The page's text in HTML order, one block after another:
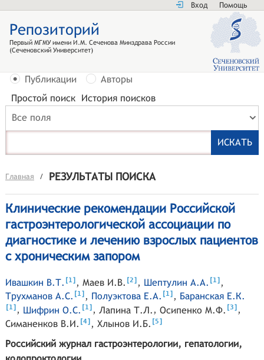
Вход Помощь
Репозиторий
Первый МГМУ имени И.М. Сеченова Минздрава России
(Сеченовский Университет)
Публикации
Авторы
Простой поиск История поисков
Все поля
Главная / РЕЗУЛЬТАТЫ ПОИСКА
Клинические рекомендации Российской
гастроэнтерологической ассоциации по
диагностике и лечению взрослых пациентов
с хроническим запором
Ивашкин В.Т. [1] , Маев И.В. [2] , Шептулин А.А. [1] ,
Трухманов А.С. [1] , Полуэктова Е.А. [1] , Баранская Е.К.
[1] , Шифрин О.С. [1] , Лапина Т.Л. , Осипенко М.Ф. [3] ,
Симаненков В.И. [4] , Хлынов И.Б. [5]
Российский журнал гастроэнтерологии, гепатологии,